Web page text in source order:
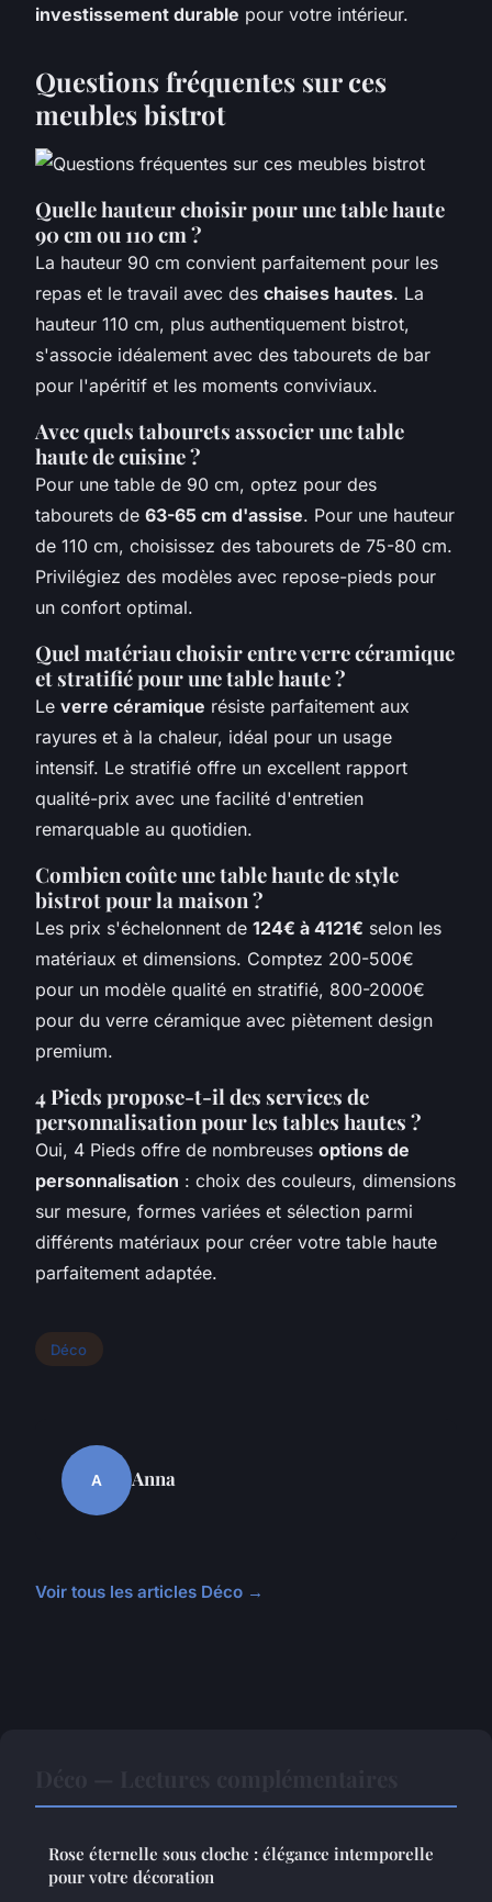
investissement durable pour votre intérieur.
Questions fréquentes sur ces
meubles bistrot
Quelle hauteur choisir pour une table haute
90 cm ou 110 cm ?
La hauteur 90 cm convient parfaitement pour les
repas et le travail avec des chaises hautes. La
hauteur 110 cm, plus authentiquement bistrot,
s'associe idéalement avec des tabourets de bar
pour l'apéritif et les moments conviviaux.
Avec quels tabourets associer une table
haute de cuisine ?
Pour une table de 90 cm, optez pour des
tabourets de 63-65 cm d'assise. Pour une hauteur
de 110 cm, choisissez des tabourets de 75-80 cm.
Privilégiez des modèles avec repose-pieds pour
un confort optimal.
Quel matériau choisir entre verre céramique
et stratifié pour une table haute ?
Le verre céramique résiste parfaitement aux
rayures et à la chaleur, idéal pour un usage
intensif. Le stratifié offre un excellent rapport
qualité-prix avec une facilité d'entretien
remarquable au quotidien.
Combien coûte une table haute de style
bistrot pour la maison ?
Les prix s'échelonnent de 124€ à 4121€ selon les
matériaux et dimensions. Comptez 200-500€
pour un modèle qualité en stratifié, 800-2000€
pour du verre céramique avec piètement design
premium.
4 Pieds propose-t-il des services de
personnalisation pour les tables hautes ?
Oui, 4 Pieds offre de nombreuses options de
personnalisation : choix des couleurs, dimensions
sur mesure, formes variées et sélection parmi
différents matériaux pour créer votre table haute
parfaitement adaptée.
Déco
A Anna
Voir tous les articles Déco →
Rose éternelle sous cloche : élégance intemporelle
pour votre décoration